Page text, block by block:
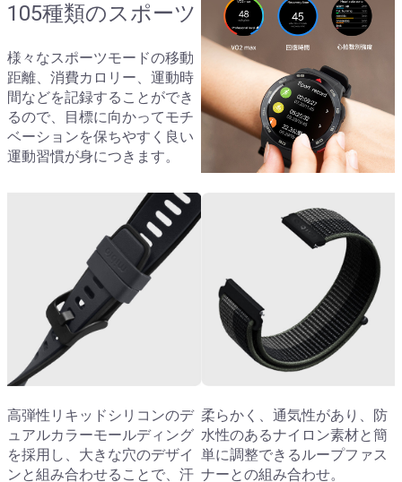
105種類のスポーツ
様々なスポーツモードの移動
距離、消費カロリー、運動時
間などを記録することができ
るので、目標に向かってモチ
ベーションを保ちやすく良い
運動習慣が身につきます。
高弾性リキッドシリコンのデ
ュアルカラーモールディング
を採用し、大きな穴のデザイ
ンと組み合わせることで、汗
柔らかく、通気性があり、防
水性のあるナイロン素材と簡
単に調整できるループファス
ナーとの組み合わせ。